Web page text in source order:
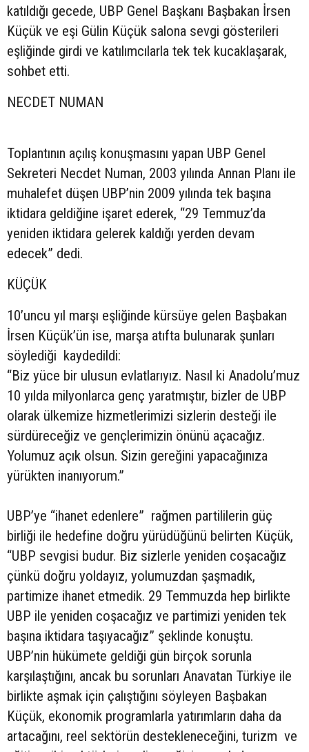
katıldığı gecede, UBP Genel Başkanı Başbakan İrsen
Küçük ve eşi Gülin Küçük salona sevgi gösterileri
eşliğinde girdi ve katılımcılarla tek tek kucaklaşarak,
sohbet etti.
NECDET NUMAN
Toplantının açılış konuşmasını yapan UBP Genel
Sekreteri Necdet Numan, 2003 yılında Annan Planı ile
muhalefet düşen UBP’nin 2009 yılında tek başına
iktidara geldiğine işaret ederek, “29 Temmuz’da
yeniden iktidara gelerek kaldığı yerden devam
edecek” dedi.
KÜÇÜK
10’uncu yıl marşı eşliğinde kürsüye gelen Başbakan
İrsen Küçük’ün ise, marşa atıfta bulunarak şunları
söylediği kaydedildi:
“Biz yüce bir ulusun evlatlarıyız. Nasıl ki Anadolu’muz
10 yılda milyonlarca genç yaratmıştır, bizler de UBP
olarak ülkemize hizmetlerimizi sizlerin desteği ile
sürdüreceğiz ve gençlerimizin önünü açacağız.
Yolumuz açık olsun. Sizin gereğini yapacağınıza
yürükten inanıyorum.”
UBP’ye “ihanet edenlere” rağmen partililerin güç
birliği ile hedefine doğru yürüdüğünü belirten Küçük,
“UBP sevgisi budur. Biz sizlerle yeniden coşacağız
çünkü doğru yoldayız, yolumuzdan şaşmadık,
partimize ihanet etmedik. 29 Temmuzda hep birlikte
UBP ile yeniden coşacağız ve partimizi yeniden tek
başına iktidara taşıyacağız” şeklinde konuştu.
UBP’nin hükümete geldiği gün birçok sorunla
karşılaştığını, ancak bu sorunları Anavatan Türkiye ile
birlikte aşmak için çalıştığını söyleyen Başbakan
Küçük, ekonomik programlarla yatırımların daha da
artacağını, reel sektörün destekleneceğini, turizm ve